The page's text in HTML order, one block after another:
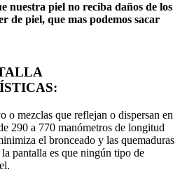
nuestra piel no reciba daños de los
de piel, que mas podemos sacar
o mezclas que reflejan o dispersan en
290 a 770 manómetros de longitud
el bronceado y las quemaduras
pantalla es que ningún tipo de